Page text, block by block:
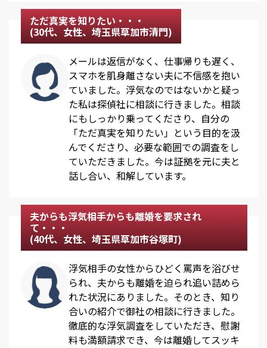
ただ真実を知りたい・・・
(30代、女性、埼玉県草加市清門)
メールは返信がなく、仕事帰りも遅く、
スマホを肌身離さない夫に不信感を抱い
ていました。浮気なのではないかと疑っ
た私は探偵社に相談に行きました。相談
にもしっかり乗ってくださり、自分の
「ただ真実を知りたい」という目的を汲
んでくださり、必要な範囲での調査をし
ていただきました。今は証拠を元に夫と
話し合い、和解しています。
夫からも浮気相手からも離婚を要求され
て・・・
(40代、女性、埼玉県草加市谷塚町)
浮気相手の女性からひどく罵声を浴びせ
られ、夫からも離婚を迫られ追い詰めら
れた状況にありました。そのとき、知り
合いの紹介で御社の相談に行きました。
徹底的な浮気調査をしていただき、慰謝
料も満額請求でき、今は離婚してスッキ